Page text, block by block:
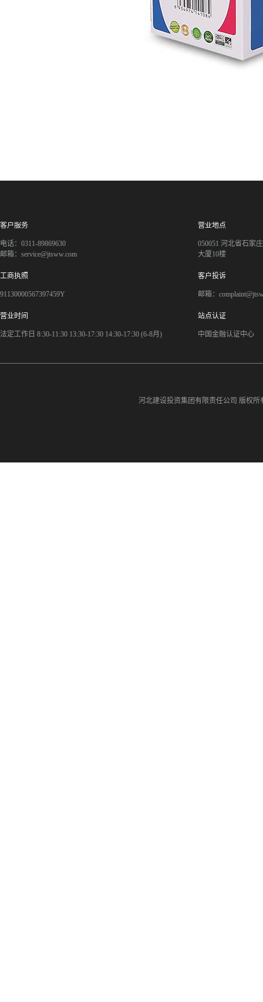
客户服务
电话：0311-89869630
邮箱：service@jtsww.com
营业地点
050051 河北省石家
大厦10楼
工商执照
91130000567397459Y
客户投诉
邮箱：
营业时间
法定工作日 8:30-11:30 13:30-17:30 14:30-17:30 (6-8月)
站点认证
中国金融认证中心
河北建设投资集团有限责任公司 版权所